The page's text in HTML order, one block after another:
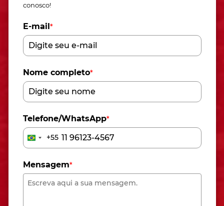
conosco!
E-mail*
Nome completo*
Telefone/WhatsApp*
Brazil
+55
+55
Mensagem*